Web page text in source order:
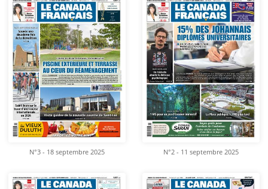
N°3 - 18 septembre 2025 N°2 - 11 septembre 2025